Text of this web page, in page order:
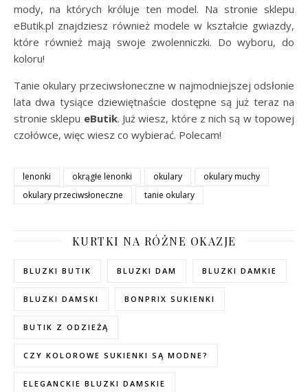
mody, na których króluje ten model. Na stronie sklepu
eButik.pl znajdziesz również modele w kształcie gwiazdy,
które również mają swoje zwolenniczki. Do wyboru, do
koloru!
Tanie okulary przeciwsłoneczne w najmodniejszej odsłonie
lata dwa tysiące dziewiętnaście dostępne są już teraz na
stronie sklepu eButik. Już wiesz, które z nich są w topowej
czołówce, więc wiesz co wybierać. Polecam!
lenonki okrągłe lenonki okulary
okulary muchy
okulary przeciwsłoneczne
tanie okulary
KURTKI NA RÓŻNE OKAZJE
BLUZKI BUTIK BLUZKI DAM BLUZKI DAMKIE
BLUZKI DAMSKI BONPRIX SUKIENKI
BUTIK Z ODZIEŻĄ
CZY KOLOROWE SUKIENKI SĄ MODNE?
ELEGANCKIE BLUZKI DAMSKIE